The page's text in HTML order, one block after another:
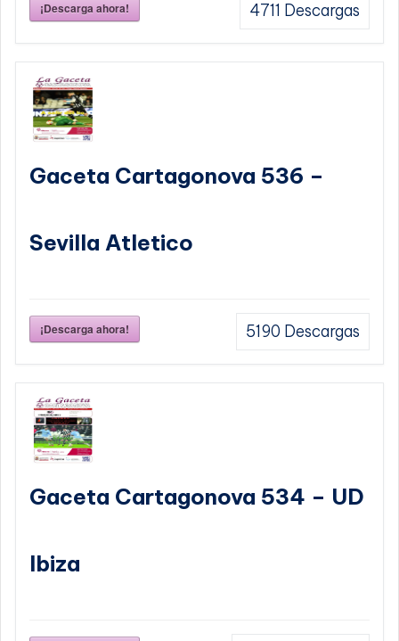
¡Descarga ahora! 4711 Descargas
Gaceta Cartagonova 536 –
Sevilla Atletico
¡Descarga ahora! 5190 Descargas
Gaceta Cartagonova 534 – UD
Ibiza